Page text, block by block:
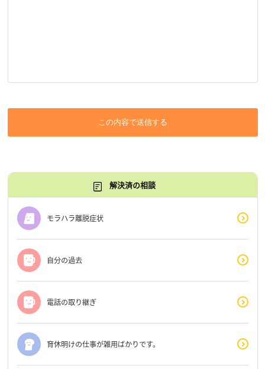
この内容で送信する
解決済の相談
モラハラ離脱症状
自分の過去
電話の取り継ぎ
育休明けの仕事が雑用ばかりです。